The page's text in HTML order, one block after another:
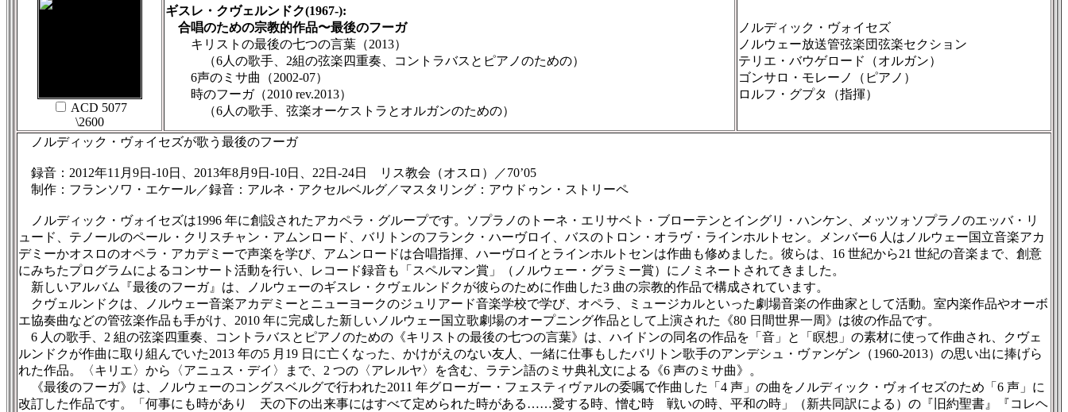
ACD 5077
\2600
ギスレ・クヴェルンドク(1967-):
合唱のための宗教的作品〜最後のフーガ
キリストの最後の七つの言葉（2013）
（6人の歌手、2組の弦楽四重奏、コントラバスとピアノのための）
6声のミサ曲（2002-07）
時のフーガ（2010 rev.2013）
（6人の歌手、弦楽オーケストラとオルガンのための）
ノルディック・ヴォイセズ
ノルウェー放送管弦楽団弦楽セクション
テリエ・バウゲロード（オルガン）
ゴンサロ・モレーノ（ピアノ）
ロルフ・グプタ（指揮）
ノルディック・ヴォイセズが歌う最後のフーガ
録音：2012年11月9日-10日、2013年8月9日-10日、22日-24日 リス教会（オスロ）／70’05
制作：フランソワ・エケール／録音：アルネ・アクセルベルグ／マスタリング：アウドゥン・ストリーペ
ノルディック・ヴォイセズは1996 年に創設されたアカペラ・グループです。ソプラノのトーネ・エリサベト・ブローテンとイングリ・ハンケン、メッツォソプラノのエッバ・リ
ュード、テノールのペール・クリスチャン・アムンロード、バリトンのフランク・ハーヴロイ、バスのトロン・オラヴ・ラインホルトセン。メンバー6 人はノルウェー国立音楽アカ
デミーかオスロのオペラ・アカデミーで声楽を学び、アムンロードは合唱指揮、ハーヴロイとラインホルトセンは作曲も修めました。彼らは、16 世紀から21 世紀の音楽まで、創意
にみちたプログラムによるコンサート活動を行い、レコード録音も「スペルマン賞」（ノルウェー・グラミー賞）にノミネートされてきました。
新しいアルバム『最後のフーガ』は、ノルウェーのギスレ・クヴェルンドクが彼らのために作曲した3 曲の宗教的作品で構成されています。
クヴェルンドクは、ノルウェー音楽アカデミーとニューヨークのジュリアード音楽学校で学び、オペラ、ミュージカルといった劇場音楽の作曲家として活動。室内楽作品やオーボ
エ協奏曲などの管弦楽作品も手がけ、2010 年に完成した新しいノルウェー国立歌劇場のオープニング作品として上演された《80 日間世界一周》は彼の作品です。
6 人の歌手、2 組の弦楽四重奏、コントラバスとピアノのための《キリストの最後の七つの言葉》は、ハイドンの同名の作品を「音」と「瞑想」の素材に使って作曲され、クヴェ
ルンドクが作曲に取り組んでいた2013 年の5 月19 日に亡くなった、かけがえのない友人、一緒に仕事もしたバリトン歌手のアンデシュ・ヴァンゲン（1960-2013）の思い出に捧げら
れた作品。〈キリエ〉から〈アニュス・デイ〉まで、2 つの〈アレルヤ〉を含む、ラテン語のミサ典礼文による《6 声のミサ曲》。
《最後のフーガ》は、ノルウェーのコングスベルグで行われた2011 年グローガー・フェスティヴァルの委嘱で作曲した「4 声」の曲をノルディック・ヴォイセズのため「6 声」に
改訂した作品です。「何事にも時があり 天の下の出来事にはすべて定められた時がある……愛する時、憎む時 戦いの時、平和の時」（新共同訳による）の『旧約聖書』『コレヘ